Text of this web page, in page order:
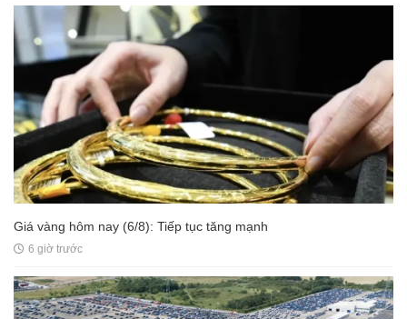
Giá vàng hôm nay (6/8): Tiếp tục tăng mạnh
6 giờ trước